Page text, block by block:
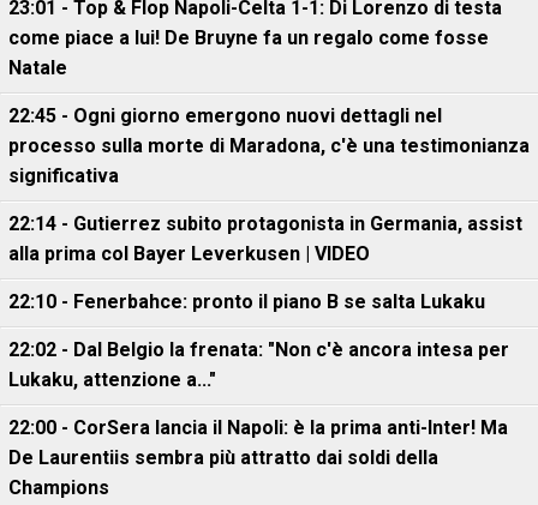
23:01 - Top & Flop Napoli-Celta 1-1: Di Lorenzo di testa
come piace a lui! De Bruyne fa un regalo come fosse
Natale
22:45 - Ogni giorno emergono nuovi dettagli nel
processo sulla morte di Maradona, c'è una testimonianza
significativa
22:14 - Gutierrez subito protagonista in Germania, assist
alla prima col Bayer Leverkusen | VIDEO
22:10 - Fenerbahce: pronto il piano B se salta Lukaku
22:02 - Dal Belgio la frenata: "Non c'è ancora intesa per
Lukaku, attenzione a..."
22:00 - CorSera lancia il Napoli: è la prima anti-Inter! Ma
De Laurentiis sembra più attratto dai soldi della
Champions